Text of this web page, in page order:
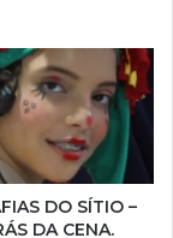
DO SÍTIO –
DA CENA.